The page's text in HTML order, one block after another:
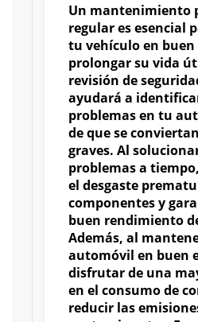
Un mantenimiento
regular es esencial
tu vehículo en buen
prolongar su vida
revisión de
ayudará a
problemas en tu
de que se
graves. Al
problemas a
el desgaste
componentes y
buen rendimiento
Además, al
automóvil en buen
disfrutar de una
en el consumo de
reducir las